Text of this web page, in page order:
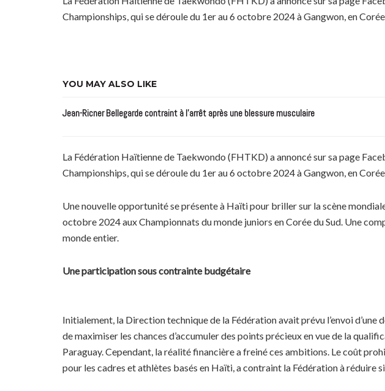
Championships, qui se déroule du 1er au 6 octobre 2024 à Gangwon, en Corée
YOU MAY ALSO LIKE
Jean-Ricner Bellegarde contraint à l’arrêt après une blessure musculaire
La Fédération Haïtienne de Taekwondo (FHTKD) a annoncé sur sa page
Championships, qui se déroule du 1er au 6 octobre 2024 à Gangwon, en Corée
Une nouvelle opportunité se présente à Haïti pour briller sur la scène
octobre 2024 aux Championnats du monde juniors en Corée du Sud. Une
monde entier.
Une participation sous contrainte budgétaire
Initialement, la Direction technique de la Fédération avait prévu l’envoi
de maximiser les chances d’accumuler des points précieux en vue de la
Paraguay. Cependant, la réalité financière a freiné ces ambitions. Le coût
pour les cadres et athlètes basés en Haïti, a contraint la Fédération à